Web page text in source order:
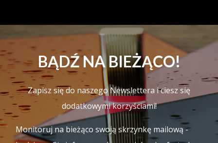
BĄDŹ NA BIEŻĄCO!
Zapisz się do naszego Newslettera i ciesz się
dodatkowymi korzyściami!
Monitoruj na bieżąco swoją skrzynkę mailową -